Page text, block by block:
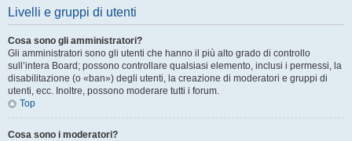
Livelli e gruppi di utenti
Cosa sono gli amministratori?
Gli amministratori sono gli utenti che hanno il più alto grado di controllo
sull’intera Board; possono controllare qualsiasi elemento, inclusi i permessi, la
disabilitazione (o «ban») degli utenti, la creazione di moderatori e gruppi di
utenti, ecc. Inoltre, possono moderare tutti i forum.
Top
Cosa sono i moderatori?